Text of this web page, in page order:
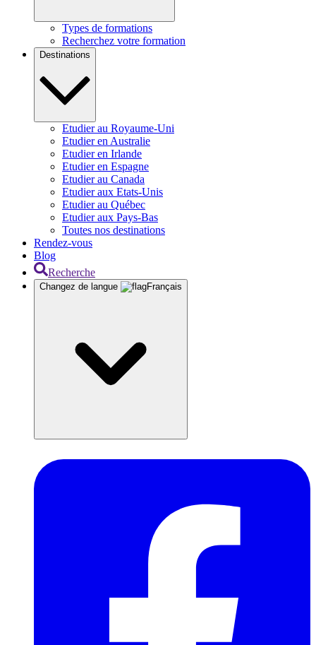
Types de formations
Recherchez votre formation
Destinations
Etudier au Royaume-Uni
Etudier en Australie
Etudier en Irlande
Etudier en Espagne
Etudier au Canada
Etudier aux Etats-Unis
Etudier au Québec
Etudier aux Pays-Bas
Toutes nos destinations
Rendez-vous
Blog
Recherche
Changez de langue Français